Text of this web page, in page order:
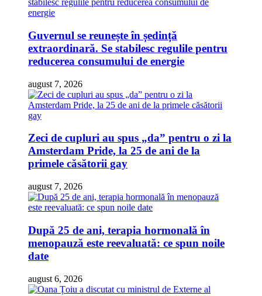
Guvernul se reunește în ședință
extraordinară. Se stabilesc regulile pentru
reducerea consumului de energie
august 7, 2026
Zeci de cupluri au spus „da” pentru o zi la
Amsterdam Pride, la 25 de ani de la
primele căsătorii gay
august 7, 2026
După 25 de ani, terapia hormonală în
menopauză este reevaluată: ce spun noile
date
august 6, 2026